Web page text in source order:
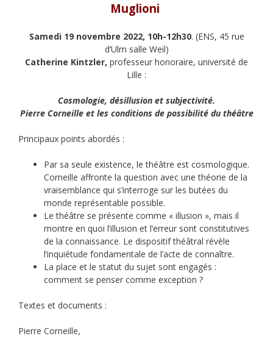
Muglioni
Samedi 19 novembre 2022, 10h-12h30. (ENS, 45 rue
d’Ulm salle Weil)
Catherine Kintzler, professeur honoraire, université de
Lille :
Cosmologie, désillusion et subjectivité.
Pierre Corneille et les conditions de possibilité du théâtre
Principaux points abordés :
Par sa seule existence, le théâtre est cosmologique.
Corneille affronte la question avec une théorie de la
vraisemblance qui s’interroge sur les butées du
monde représentable possible.
Le théâtre se présente comme « illusion », mais il
montre en quoi l’illusion et l’erreur sont constitutives
de la connaissance. Le dispositif théâtral révèle
l’inquiétude fondamentale de l’acte de connaître.
La place et le statut du sujet sont engagés :
comment se penser comme exception ?
Textes et documents :
Pierre Corneille,